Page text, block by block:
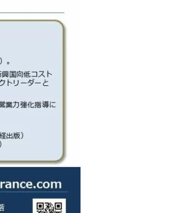
チームのお悩み相談室